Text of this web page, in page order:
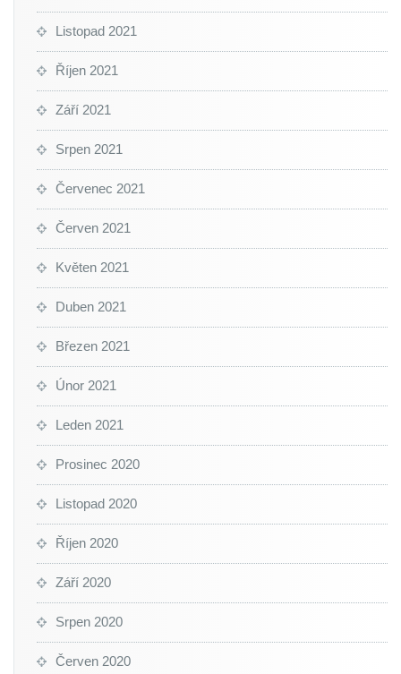
Listopad 2021
Říjen 2021
Září 2021
Srpen 2021
Červenec 2021
Červen 2021
Květen 2021
Duben 2021
Březen 2021
Únor 2021
Leden 2021
Prosinec 2020
Listopad 2020
Říjen 2020
Září 2020
Srpen 2020
Červen 2020